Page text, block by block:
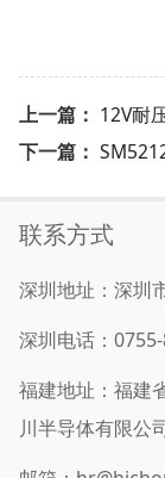
上一篇： 12V耐压
下一篇： SM5212
联系方式
深圳地址：深圳
深圳电话：
福建地址：福建
川半导体有限公